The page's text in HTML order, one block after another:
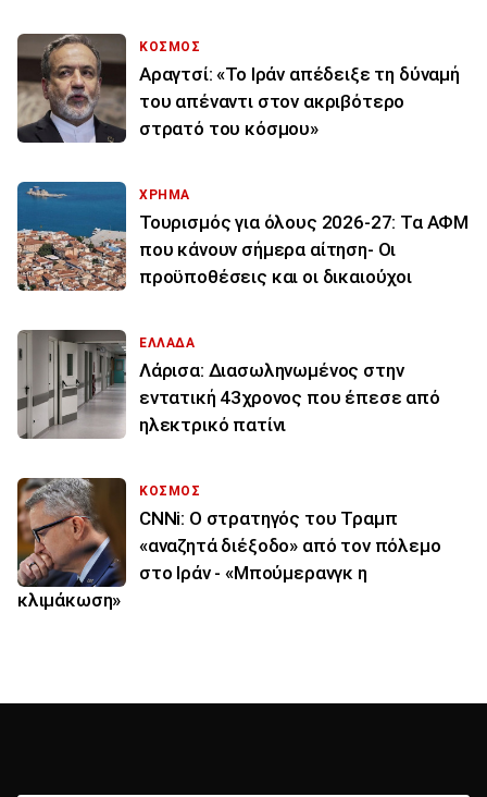
ΚΟΣΜΟΣ
Αραγτσί: «Το Ιράν απέδειξε τη δύναμή
του απέναντι στον ακριβότερο
στρατό του κόσμου»
ΧΡΗΜΑ
Τουρισμός για όλους 2026-27: Τα ΑΦΜ
που κάνουν σήμερα αίτηση- Οι
προϋποθέσεις και οι δικαιούχοι
ΕΛΛΑΔΑ
Λάρισα: Διασωληνωμένος στην
εντατική 43χρονος που έπεσε από
ηλεκτρικό πατίνι
ΚΟΣΜΟΣ
CNNi: Ο στρατηγός του Τραμπ
«αναζητά διέξοδο» από τον πόλεμο
στο Ιράν - «Μπούμερανγκ η
κλιμάκωση»